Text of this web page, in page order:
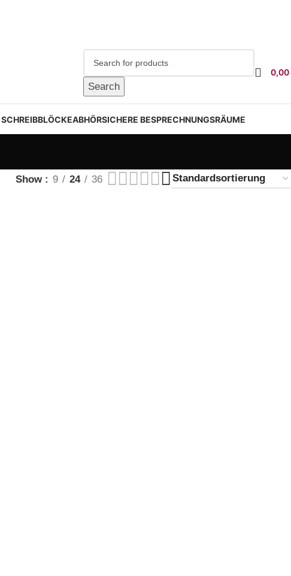
Search
0,00
ABHÖRSICHERE BESPRECHNUNGSRÄUME
Show 9 24 36